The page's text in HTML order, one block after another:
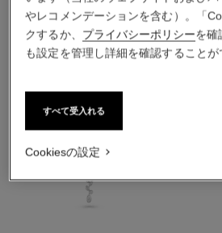
やレコメンデーションを含む）。「
クするか、 プライバシーポリシーを確
も設定を管理し詳細を確認することが
すべて受入れる
Cookiesの設定